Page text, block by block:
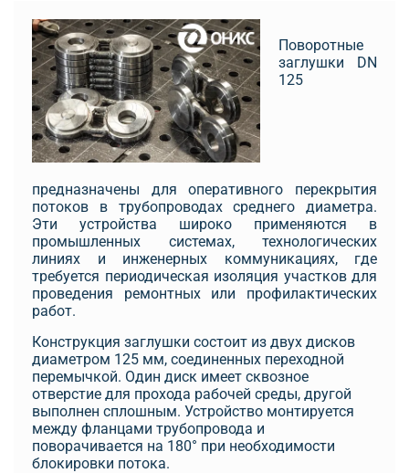
Поворотные
заглушки DN
125
предназначены для оперативного перекрытия
потоков в трубопроводах среднего диаметра.
Эти устройства широко применяются в
промышленных системах, технологических
линиях и инженерных коммуникациях, где
требуется периодическая изоляция участков для
проведения ремонтных или профилактических
работ.
Конструкция заглушки состоит из двух дисков
диаметром 125 мм, соединенных переходной
перемычкой. Один диск имеет сквозное
отверстие для прохода рабочей среды, другой
выполнен сплошным. Устройство монтируется
между фланцами трубопровода и
поворачивается на 180° при необходимости
блокировки потока.